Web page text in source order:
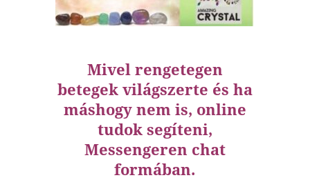
Mivel rengetegen
betegek világszerte és ha
máshogy nem is, online
tudok segíteni,
Messengeren chat
formában.